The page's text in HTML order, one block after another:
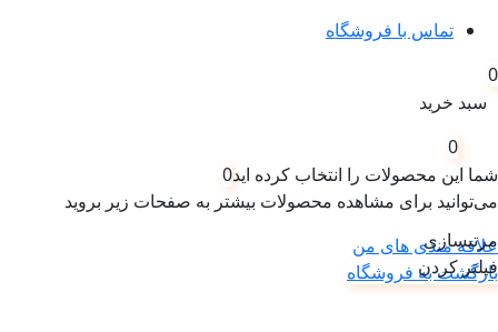
مرتبسازی
فیلتر کردن
تماس با فروشگاه
0
سبد خرید
0
شما این محصولات را انتخاب کرده اید0
می‌توانید برای مشاهده محصولات بیشتر به صفحات زیر بروید
علاقه مندی های من
بازگشت به فروشگاه